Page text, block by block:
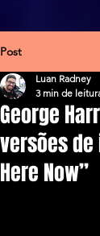
Post
George
versões de
Here Now”
Luan Radney
3 min de